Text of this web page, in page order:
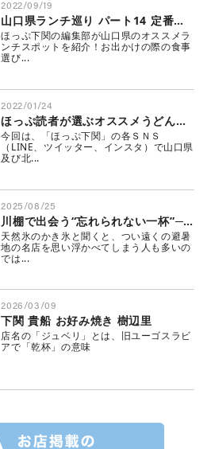
2022/09/19
山口県ランチ巡り パート14 定番から穴場まで❣人気店にほっぷ下関の編集部が行ってみた♪
ほっぷ下関の編集部が山口県のオススメラ
ンチスポットを紹介！お出かけの際の食事
選び...
2022/01/24
ほっぷ読者が選ぶオススメうどん屋は？～マーケティングデータ～
今回は、「ほっぷ下関」の各ＳＮＳ
（LINE、ツイッター、インスタ）で山口県
及び北...
2025/08/25
川棚で出会う“忘れられない一杯”─LUTEA CAFEの天然氷かき氷─
天然氷のかき氷と聞くと、つい遠くの避暑
地の名店を思い浮かべてしまう人も多いの
では...
2026/03/09
下関 貴船 お好み焼き 樹辺里
店名の「ジュベリ」とは、旧ユーゴスラビ
アで「乾杯」の意味